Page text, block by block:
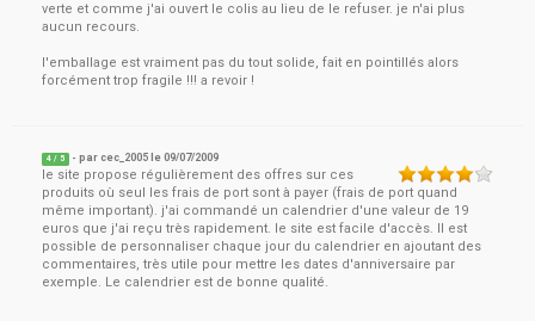
verte et comme j'ai ouvert le colis au lieu de le refuser. je n'ai plus
aucun recours.
l'emballage est vraiment pas du tout solide, fait en pointillés alors
forcément trop fragile !!! a revoir !
4 / 5 - parcec_2005 le09/07/2009
le site propose régulièrement des offres sur ces
produits où seul les frais de port sont à payer (frais de port quand
même important). j'ai commandé un calendrier d'une valeur de 19
euros que j'ai reçu très rapidement. le site est facile d'accès. Il est
possible de personnaliser chaque jour du calendrier en ajoutant des
commentaires, très utile pour mettre les dates d'anniversaire par
exemple. Le calendrier est de bonne qualité.